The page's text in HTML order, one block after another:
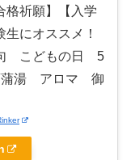
格祈願】【入学
生にオススメ！
こどもの日 5
湯 アロマ 御